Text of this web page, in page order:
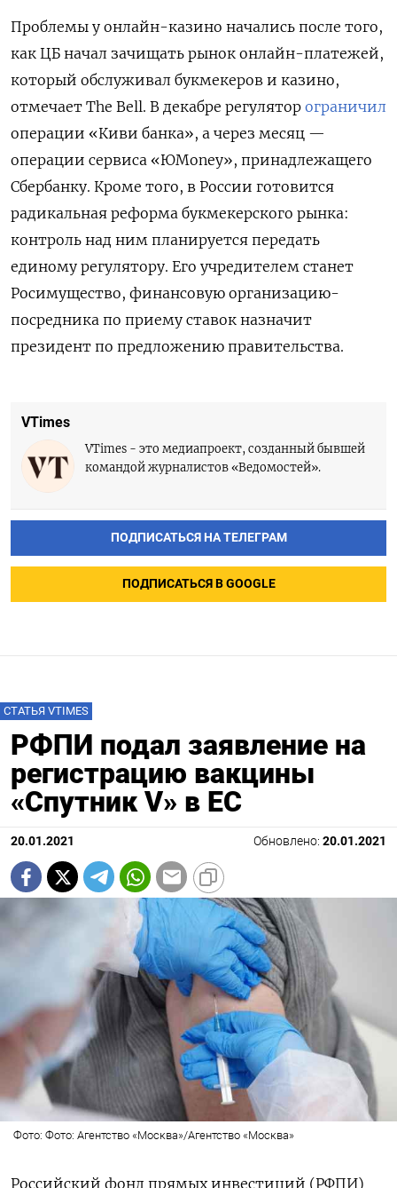
Проблемы у онлайн-казино начались после того,
как ЦБ начал зачищать рынок онлайн-платежей,
который обслуживал букмекеров и казино,
отмечает The Bell. В декабре регулятор ограничил
операции «Киви банка», а через месяц —
операции сервиса «ЮMoney», принадлежащего
Сбербанку. Кроме того, в России готовится
радикальная реформа букмекерского рынка:
контроль над ним планируется передать
единому регулятору. Его учредителем станет
Росимущество, финансовую организацию-
посредника по приему ставок назначит
президент по предложению правительства.
VTimes
VTimes - это медиапроект, созданный бывшей
командой журналистов «Ведомостей».
ПОДПИСАТЬСЯ НА ТЕЛЕГРАМ
ПОДПИСАТЬСЯ В GOOGLE
СТАТЬЯ VTIMES
РФПИ подал заявление на
регистрацию вакцины
«Спутник V» в ЕС
20.01.2021 Обновлено: 20.01.2021
Фото: Фото: Агентство «Москва»/Агентство «Москва»
Российский фонд прямых инвестиций (РФПИ)